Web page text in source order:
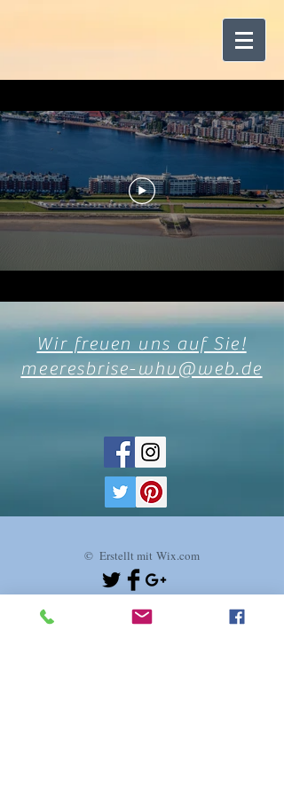
Wir freuen uns auf Sie!
meeresbrise-whv@web.de
© Erstellt mit Wix.com